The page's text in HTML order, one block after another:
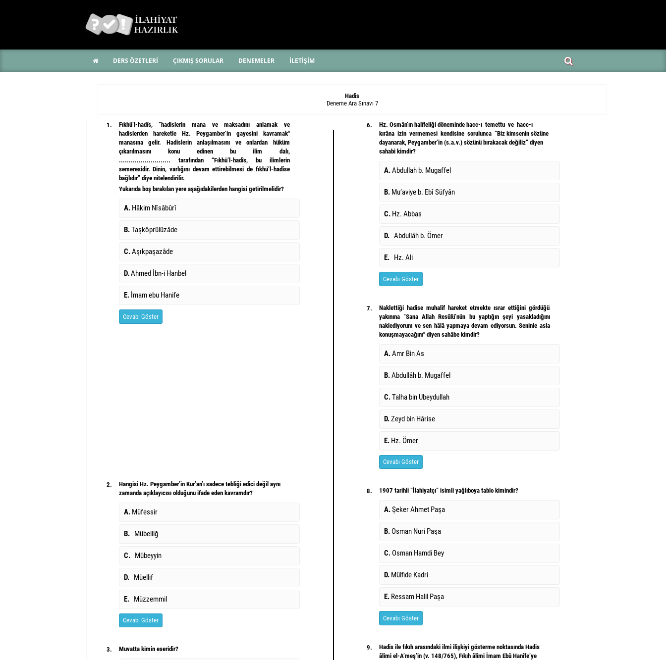
DERS ÖZETLERİ ÇIKMIŞ SORULAR DENEMELER İLETİŞİM
Hadis
Deneme Ara Sınavı 7
1.
Fıkhü’l-hadîs, “hadislerin mana ve maksadını anlamak ve
hadislerden hareketle Hz. Peygamber’in gayesini kavramak"
manasına gelir. Hadislerin anlaşılmasını ve onlardan hüküm
çıkarılmasını konu edinen bu ilim dalı,
.......................... tarafından “Fıkhü’l-hadîs, bu ilimlerin
semeresidir. Dinin, varlığını devam ettirebilmesi de fıkhü’l-hadîse
bağlıdır” diye nitelendirilir.
Yukarıda boş bırakılan yere aşağıdakilerden hangisi getirilmelidir?
A. Hâkim Nîsâbûrî
B.Taşköprülüzâde
C.Aşıkpaşazâde
D.Ahmed İbn-i Hanbel
E. İmam ebu Hanife
Cevabı Göster
2.
Hangisi Hz. Peygamber’in Kur’an’ı sadece tebliği edici değil aynı
zamanda açıklayıcısı olduğunu ifade eden kavramdır?
A. Müfessir
B. Mübelliğ
C. Mübeyyin
D. Müellif
E. Müzzemmil
Cevabı Göster
3. Muvatta kimin eseridir?
6.
Hz. Osmân’ın halîfeliği döneminde hacc-ı temettu ve hacc-ı
kırâna izin vermemesi kendisine sorulunca “Biz kimsenin sözüne
dayanarak, Peygamber’in (s.a.v.) sözünü bırakacak değiliz” diyen
sahabi kimdir?
A.Abdullah b. Mugaffel
B. Mu’aviye b. Ebî Süfyân
C. Hz. Abbas
D. Abdullâh b. Ömer
E. Hz. Ali
Cevabı Göster
7.
Naklettiği hadise muhalif hareket etmekte ısrar ettiğini gördüğü
yakınına “Sana Allah Resûlü’nün bu yaptığın şeyi yasakladığını
naklediyorum ve sen hâlâ yapmaya devam ediyorsun. Seninle asla
konuşmayacağım'' diyen sahâbe kimdir?
A.Amr Bin As
B.Abdullâh b. Mugaffel
C.Talha bin Ubeydullah
D.Zeyd bin Hârise
E. Hz. Ömer
Cevabı Göster
8. 1907 tarihli “İlahiyatçı” isimli yağlıboya tablo kimindir?
A.Şeker Ahmet Paşa
B. Osman Nuri Paşa
C. Osman Hamdi Bey
D. Mülfide Kadri
E. Ressam Halil Paşa
Cevabı Göster
9.
Hadis ile fıkıh arasındaki ilmi ilişkiyi gösterme noktasında Hadis
âlimi el-A’meş’in (v. 148/765), Fıkıh âlimi İmam Ebû Hanîfe’ye